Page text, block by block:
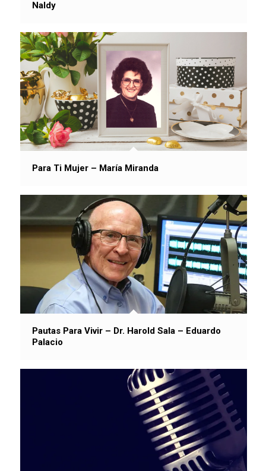
Naldy
Para Ti Mujer – María Miranda
Pautas Para Vivir – Dr. Harold Sala – Eduardo
Palacio